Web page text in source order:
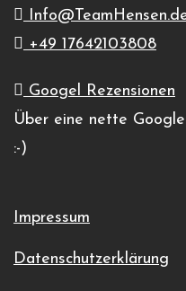
Bilster Berg 1
Bad Driburg, 33014
Google Karte anzeigen
+4952539739000
+49 17642103808
Googel Rezensionen
Über eine nette
:-)
Impressum
Datenschutzerklärung